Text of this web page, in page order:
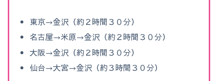
東京→金沢（約２時間３０分）
名古屋→米原→金沢（約２時間３０分）
大阪→金沢（約２時間３０分）
仙台→大宮→金沢（約３時間３０分）